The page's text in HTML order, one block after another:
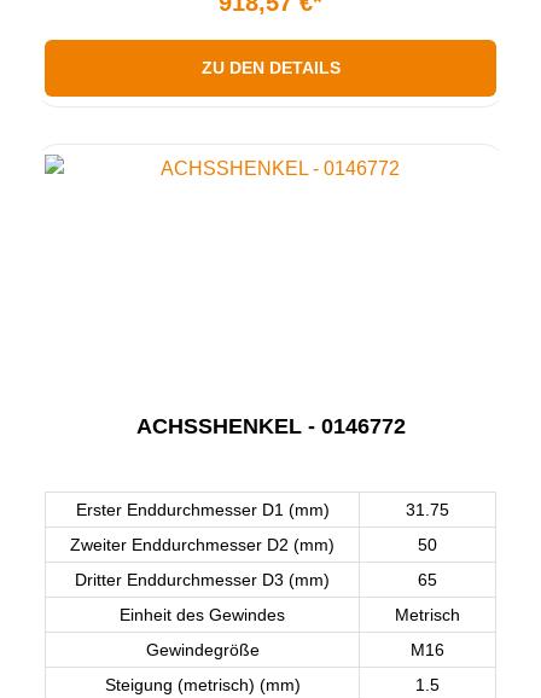
ZU DEN DETAILS
ACHSSHENKEL - 0146772
Erster Enddurchmesser D1 (mm)
31.75
Zweiter Enddurchmesser D2 (mm)
50
Dritter Enddurchmesser D3 (mm)
65
Einheit des Gewindes
Metrisch
Gewindegröße
M16
Steigung (metrisch) (mm)
1.5